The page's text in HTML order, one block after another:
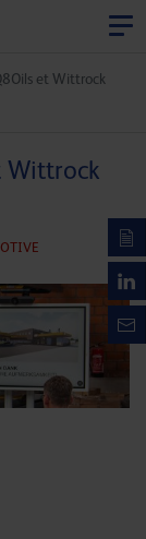
et Wittrock
Wittrock